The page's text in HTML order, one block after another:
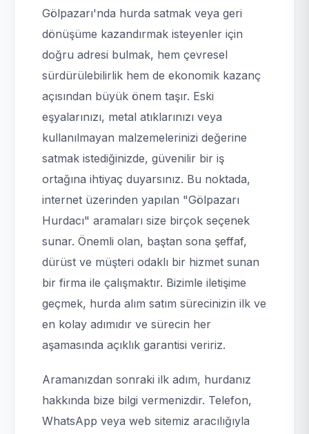
Gölpazarı'nda hurda satmak veya geri
dönüşüme kazandırmak isteyenler için
doğru adresi bulmak, hem çevresel
sürdürülebilirlik hem de ekonomik kazanç
açısından büyük önem taşır. Eski
eşyalarınızı, metal atıklarınızı veya
kullanılmayan malzemelerinizi değerine
satmak istediğinizde, güvenilir bir iş
ortağına ihtiyaç duyarsınız. Bu noktada,
internet üzerinden yapılan "Gölpazarı
Hurdacı" aramaları size birçok seçenek
sunar. Önemli olan, baştan sona şeffaf,
dürüst ve müşteri odaklı bir hizmet sunan
bir firma ile çalışmaktır. Bizimle iletişime
geçmek, hurda alım satım sürecinizin ilk ve
en kolay adımıdır ve sürecin her
aşamasında açıklık garantisi veririz.
Aramanızdan sonraki ilk adım, hurdanız
hakkında bize bilgi vermenizdir. Telefon,
WhatsApp veya web sitemiz aracılığıyla